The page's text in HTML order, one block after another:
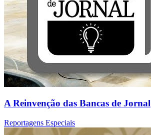
A Reinvenção das Bancas de Jornal
Reportagens Especiais